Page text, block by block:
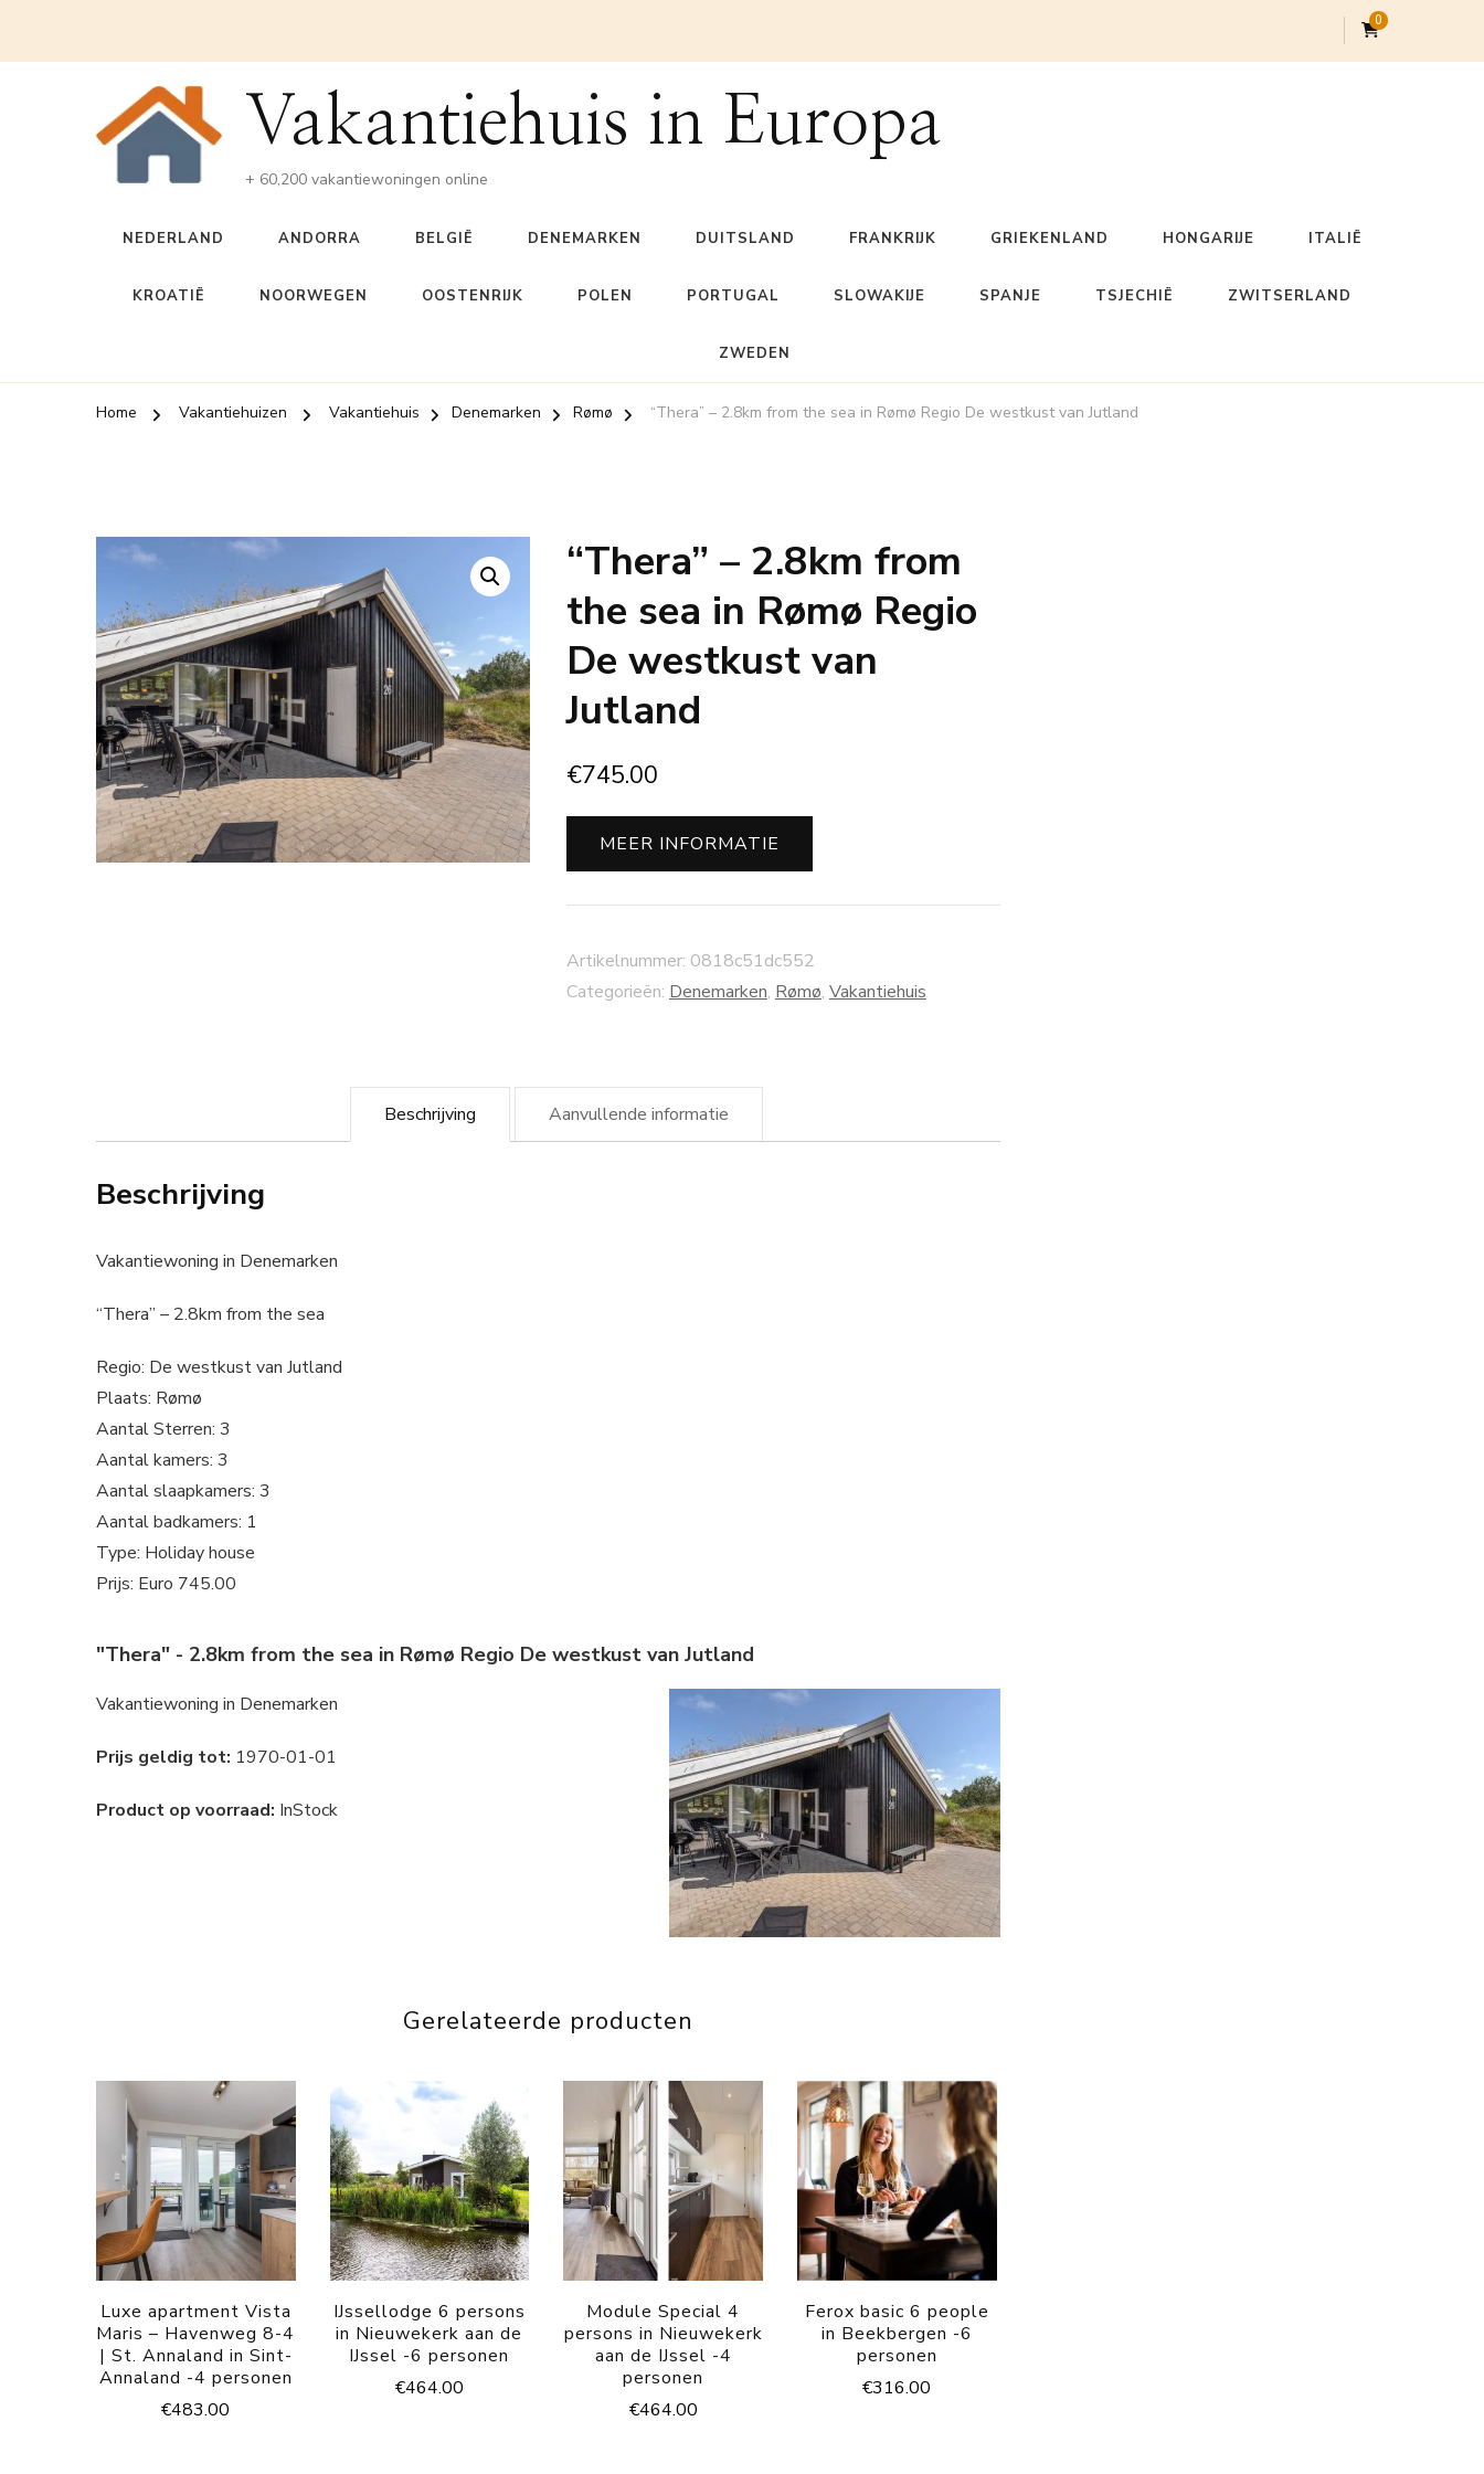
0
Vakantiehuis in Europa
+ 60,200 vakantiewoningen online
NEDERLAND ANDORRA BELGIË DENEMARKEN DUITSLAND FRANKRIJK GRIEKENLAND HONGARIJE ITALIË
KROATIË NOORWEGEN OOSTENRIJK POLEN PORTUGAL SLOWAKIJE SPANJE TSJECHIË ZWITSERLAND
ZWEDEN
Home Vakantiehuizen Vakantiehuis Denemarken Rømø “Thera” – 2.8km from the sea in Rømø Regio De westkust van Jutland
“Thera” – 2.8km from
the sea in Rømø Regio
De westkust van
Jutland
€745.00
MEER INFORMATIE
Artikelnummer: 0818c51dc552
Categorieën: Denemarken, Rømø, Vakantiehuis
Beschrijving Aanvullende informatie
Beschrijving
Vakantiewoning in Denemarken
“Thera” – 2.8km from the sea
Regio: De westkust van Jutland
Plaats: Rømø
Aantal Sterren: 3
Aantal kamers: 3
Aantal slaapkamers: 3
Aantal badkamers: 1
Type: Holiday house
Prijs: Euro 745.00
"Thera" - 2.8km from the sea in Rømø Regio De westkust van Jutland
Vakantiewoning in Denemarken
Prijs geldig tot: 1970-01-01
Product op voorraad: InStock
Gerelateerde producten
Luxe apartment Vista
Maris – Havenweg 8-4
| St. Annaland in Sint-
Annaland -4 personen
€483.00
IJssellodge 6 persons
in Nieuwekerk aan de
IJssel -6 personen
€464.00
Module Special 4
persons in Nieuwekerk
aan de IJssel -4
personen
€464.00
Ferox basic 6 people
in Beekbergen -6
personen
€316.00